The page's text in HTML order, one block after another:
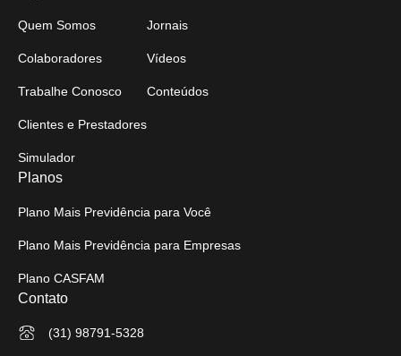
Quem Somos
Colaboradores
Trabalhe Conosco
Clientes e Prestadores
Simulador
Jornais
Vídeos
Conteúdos
Planos
Plano Mais Previdência para Você
Plano Mais Previdência para Empresas
Plano CASFAM
Contato
(31) 98791-5328